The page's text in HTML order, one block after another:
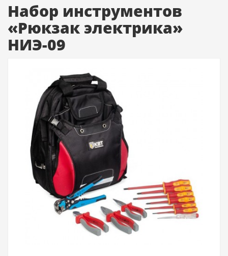
Набор инструментов
«Рюкзак электрика»
НИЭ-09